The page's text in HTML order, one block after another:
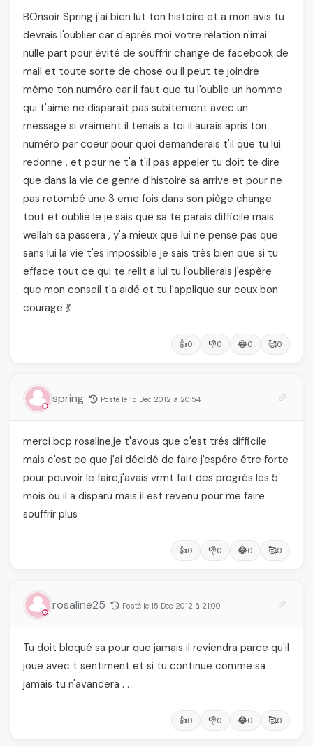
BOnsoir Spring j'ai bien lut ton histoire et a mon avis tu
devrais l'oublier car d'aprés moi votre relation n'irrai
nulle part pour évité de souffrir change de facebook de
mail et toute sorte de chose ou il peut te joindre
méme ton numéro car il faut que tu l'oublie un homme
qui t'aime ne disparaît pas subitement avec un
message si vraiment il tenais a toi il aurais apris ton
numéro par coeur pour quoi demanderais t'il que tu lui
redonne , et pour ne t'a t'il pas appeler tu doit te dire
que dans la vie ce genre d'histoire sa arrive et pour ne
pas retombé une 3 eme fois dans son piège change
tout et oublie le je sais que sa te parais difficile mais
wellah sa passera , y'a mieux que lui ne pense pas que
sans lui la vie t'es impossible je sais très bien que si tu
efface tout ce qui te relit a lui tu l'oublierais j'espère
que mon conseil t'a aidé et tu l'applique sur ceux bon
courage 💃
👍0 👎0 😂0 🥰0
spring Posté le 15 Dec 2012 à 20:54
merci bcp rosaline,je t'avous que c'est trés difficile
mais c'est ce que j'ai décidé de faire j'espére étre forte
pour pouvoir le faire,j'avais vrmt fait des progrés les 5
mois ou il a disparu mais il est revenu pour me faire
souffrir plus
👍0 👎0 😂0 🥰0
rosaline25 Posté le 15 Dec 2012 à 21:00
Tu doit bloqué sa pour que jamais il reviendra parce qu'il
joue avec t sentiment et si tu continue comme sa
jamais tu n'avancera . . .
👍0 👎0 😂0 🥰0